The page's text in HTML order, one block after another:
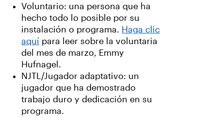
Voluntario: una persona que ha
hecho todo lo posible por su
instalación o programa. Haga clic
aquí para leer sobre la voluntaria
del mes de marzo, Emmy
Hufnagel.
NJTL/Jugador adaptativo: un
jugador que ha demostrado
trabajo duro y dedicación en su
programa.